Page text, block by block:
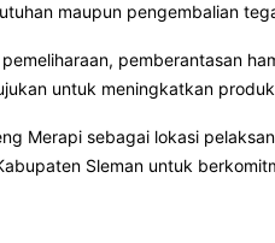
maupun pengembalian
pemberantasan
untuk meningkatkan
Merapi sebagai lokasi
Sleman untuk